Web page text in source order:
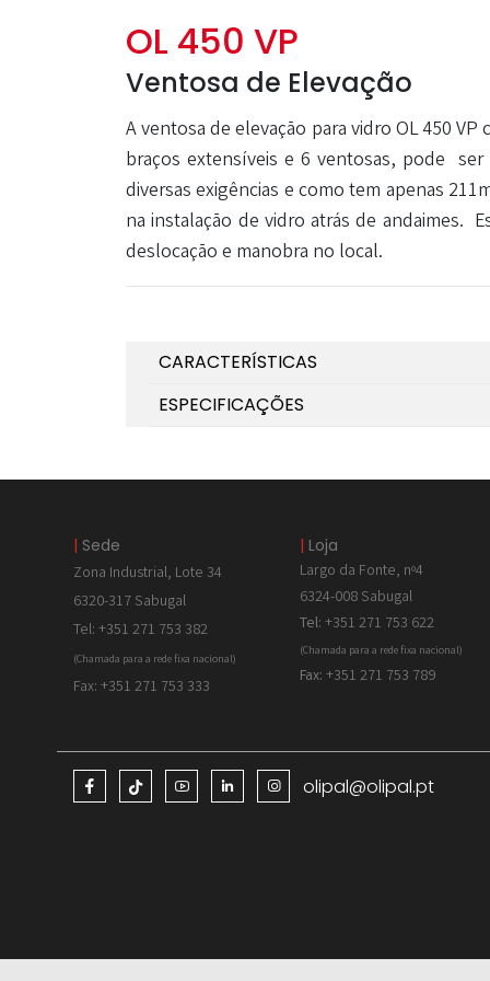
OL 450 VP
Ventosa de Elevação
A ventosa de elevação para vidro OL 450
braços extensíveis e 6 ventosas, pode
diversas exigências e como tem apenas
na instalação de vidro atrás de andaimes.
deslocação e manobra no local.
CARACTERÍSTICAS
ESPECIFICAÇÕES
| Sede
Zona Industrial, Lote 34
6320-317 Sabugal
Tel: +351 271 753 382
(Chamada para a rede fixa nacional)
Fax: +351 271 753 333
| Loja
Largo da Fonte, nº4
6324-008 Sabugal
Tel: +351 271 753 622
(Chamada para a rede fixa nacional)
Fax: +351 271 753 789
olipal@olipal.pt